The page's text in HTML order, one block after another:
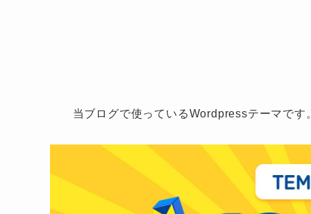
当ブログで使っているWordpressテーマで